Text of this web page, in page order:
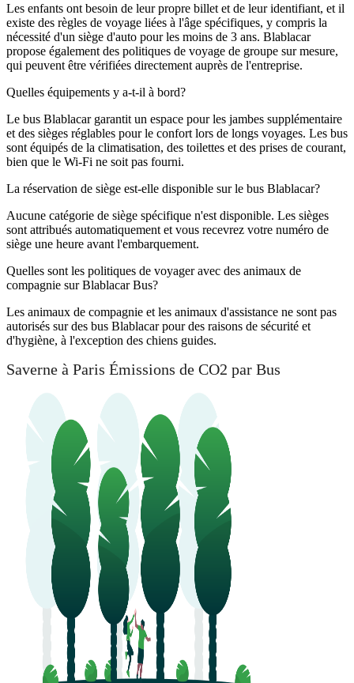
Les enfants ont besoin de leur propre billet et de leur identifiant, et il
existe des règles de voyage liées à l'âge spécifiques, y compris la
nécessité d'un siège d'auto pour les moins de 3 ans. Blablacar
propose également des politiques de voyage de groupe sur mesure,
qui peuvent être vérifiées directement auprès de l'entreprise.
Quelles équipements y a-t-il à bord?
Le bus Blablacar garantit un espace pour les jambes supplémentaire
et des sièges réglables pour le confort lors de longs voyages. Les bus
sont équipés de la climatisation, des toilettes et des prises de courant,
bien que le Wi-Fi ne soit pas fourni.
La réservation de siège est-elle disponible sur le bus Blablacar?
Aucune catégorie de siège spécifique n'est disponible. Les sièges
sont attribués automatiquement et vous recevrez votre numéro de
siège une heure avant l'embarquement.
Quelles sont les politiques de voyager avec des animaux de
compagnie sur Blablacar Bus?
Les animaux de compagnie et les animaux d'assistance ne sont pas
autorisés sur des bus Blablacar pour des raisons de sécurité et
d'hygiène, à l'exception des chiens guides.
Saverne à Paris Émissions de CO2 par Bus